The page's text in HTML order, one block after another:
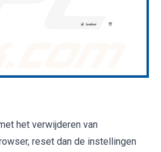
het verwijderen van
reset dan de instellingen